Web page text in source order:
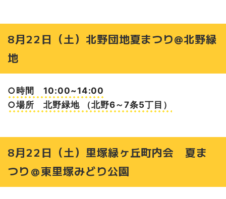
8月22日（土）北野団地夏まつり@北野緑
地
○時間 10:00~14:00
○場所 北野緑地 （北野6～7条5丁目）
8月22日（土）里塚緑ヶ丘町内会 夏ま
つり＠東里塚みどり公園